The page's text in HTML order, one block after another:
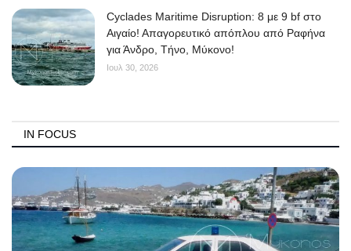
Cyclades Maritime Disruption: 8 με 9 bf στο
Αιγαίο! Απαγορευτικό απόπλου από Ραφήνα
για Άνδρο, Τήνο, Μύκονο!
Ιουλ 30, 2026
IN FOCUS